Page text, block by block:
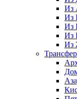
Из
Из
Из
Из
Из